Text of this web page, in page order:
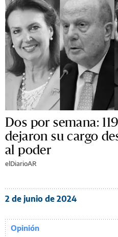
Dos por semana:
dejaron su cargo
al poder
elDiarioAR
2 de junio de 2024
Opinión